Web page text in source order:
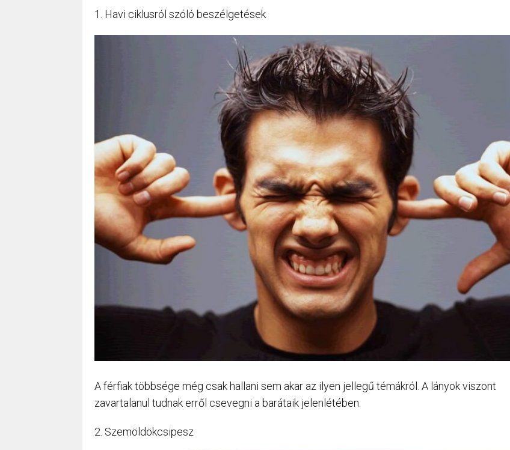
1. Havi ciklusról szóló beszélgetések
A férfiak többsége még csak hallani sem akar az ilyen jellegű témákról. A lányok viszont
zavartalanul tudnak erről csevegni a barátaik jelenlétében.
2. Szemöldökcsipesz